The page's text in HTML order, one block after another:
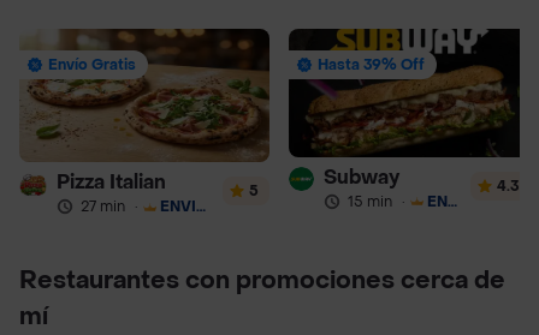
Envío Gratis
Pizza Italian
27 min · ENVÍO GRATIS
5
Hasta 39% Off
Subway
15 min · ENVÍO GRATIS
4.3
Restaurantes con promociones cerca de
mí